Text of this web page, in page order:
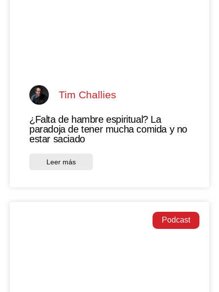
Tim Challies
¿Falta de hambre espiritual? La
paradoja de tener mucha comida y no
estar saciado
Leer más
Podcast